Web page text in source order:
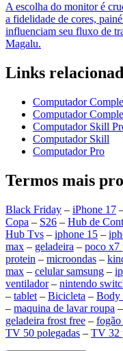
A escolha do monitor é
a fidelidade de cores,
influenciam seu fluxo de
Magalu.
Links
Computador
Computador
Computador Skill
Computador Skill
Computador Pro
Termos mais
Black Friday – iPhone 17
Copa – S26 – Hub de
Hub Tvs – iphone 15 –
max – geladeira – poco x7
protein – microondas –
max – celular samsung –
ventilador– nintendo
– tablet – Bicicleta – Body
– maquina de lavar roupa –
geladeira frost free – fogão
TV 50 polegadas – TV 32